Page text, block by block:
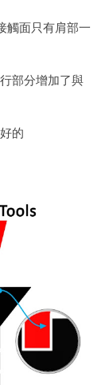
觸面只有肩部一
部分增加了與
的